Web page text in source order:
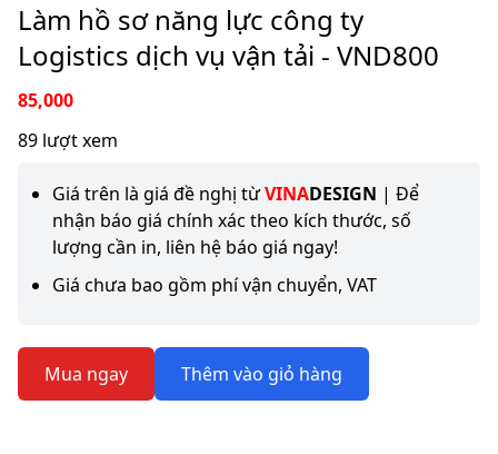
Làm hồ sơ năng lực công ty
Logistics dịch vụ vận tải - VND800
85,000
89 lượt xem
Giá trên là giá đề nghị từVINADESIGN | Để
nhận báo giá chính xác theo kích thước, số
lượng cần in, liên hệ báo giá ngay!
Giá chưa bao gồm phí vận chuyển, VAT
Mua ngay Thêm vào giỏ hàng